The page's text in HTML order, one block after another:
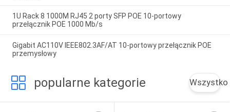
1U Rack 8 1000M RJ45 2 porty SFP POE 10-portowy
przełącznik POE 1000 Mb/s
Gigabit AC110V IEEE802.3AF/AT 10-portowy przełącznik POE
przemysłowy
popularne kategorie Wszystko